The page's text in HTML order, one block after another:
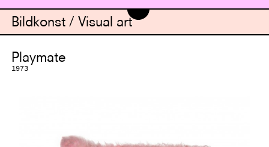
Playmate
1973
Bildkonst / Visual art